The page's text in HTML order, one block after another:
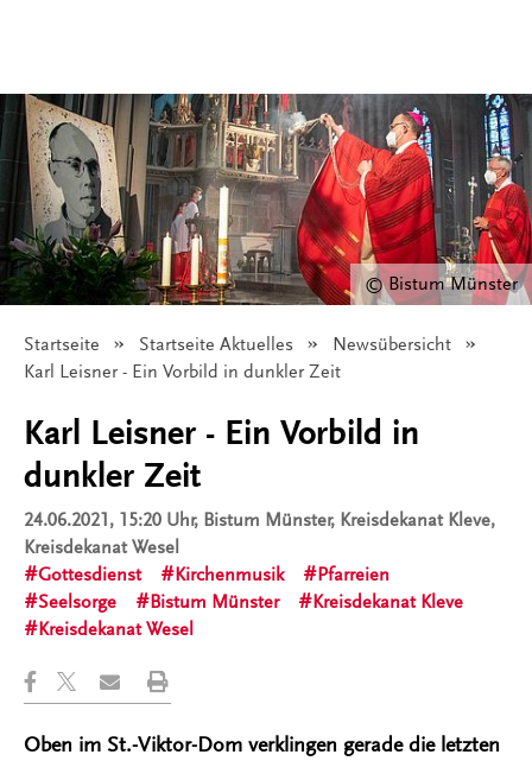
© Bistum Münster
Startseite Startseite Aktuelles
Newsübersicht
Angezeigt:
Karl Leisner - Ein Vorbild in dunkler Zeit
Karl Leisner - Ein Vorbild in
dunkler Zeit
24.06.2021, 15:20 Uhr, Bistum Münster, Kreisdekanat Kleve,
Kreisdekanat Wesel
Gottesdienst
Kirchenmusik
Pfarreien
Seelsorge
Bistum Münster
Kreisdekanat Kleve
Kreisdekanat Wesel
Oben im St.-Viktor-Dom verklingen gerade die letzten